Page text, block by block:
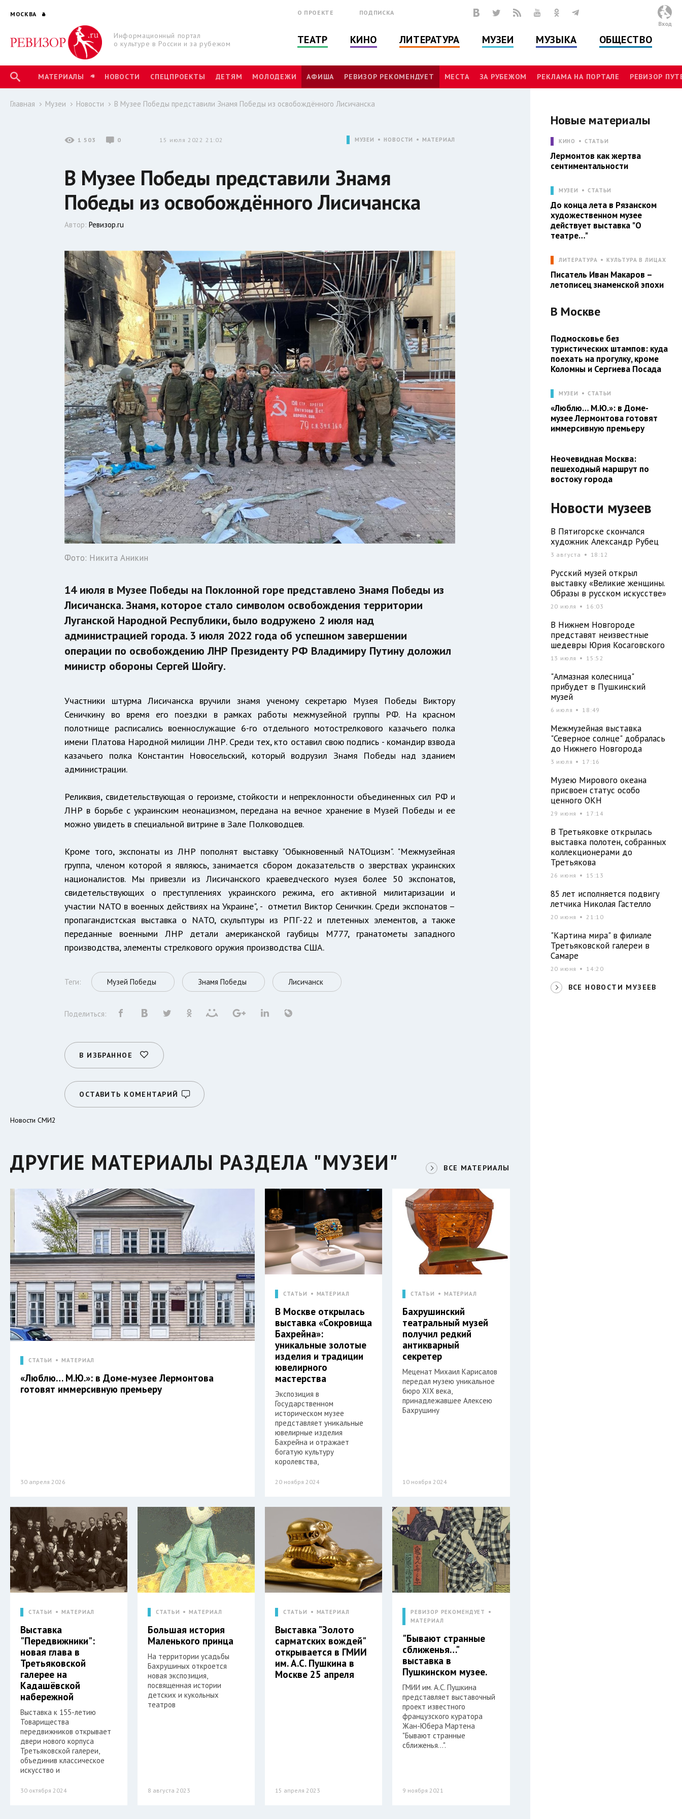
МОСКВА
Информационный портал
о культуре в России и за рубежом
О ПРОЕКТЕ ПОДПИСКА
ТЕАТР КИНО ЛИТЕРАТУРА МУЗЕИ МУЗЫКА ОБЩЕСТВО
Вход
МАТЕРИАЛЫ НОВОСТИ СПЕЦПРОЕКТЫ ДЕТЯМ МОЛОДЕЖИ АФИША РЕВИЗОР РЕКОМЕНДУЕТ МЕСТА ЗА РУБЕЖОМ РЕКЛАМА НА ПОРТАЛЕ РЕВИЗОР
Главная Музеи Новости В Музее Победы представили Знамя Победы из освобождённого Лисичанска
1 503 0 15 июля 2022 21:02 МУЗЕИ НОВОСТИ МАТЕРИАЛ
В Музее Победы представили Знамя
Победы из освобождённого Лисичанска
Автор:Ревизор.ru
Фото: Никита Аникин
14 июля в Музее Победы на Поклонной горе представлено Знамя Победы из
Лисичанска. Знамя, которое стало символом освобождения территории
Луганской Народной Республики, было водружено 2 июля над
администрацией города. 3 июля 2022 года об успешном завершении
операции по освобождению ЛНР Президенту РФ Владимиру Путину доложил
министр обороны Сергей Шойгу.
Участники штурма Лисичанска вручили знамя ученому секретарю Музея Победы Виктору
Сеничкину во время его поездки в рамках работы межмузейной группы РФ. На красном
полотнище расписались военнослужащие 6-го отдельного мотострелкового казачьего полка
имени Платова Народной милиции ЛНР. Среди тех, кто оставил свою подпись - командир взвода
казачьего полка Константин Новосельский, который водрузил Знамя Победы над зданием
администрации.
Реликвия, свидетельствующая о героизме, стойкости и непреклонности объединенных сил РФ и
ЛНР в борьбе с украинским неонацизмом, передана на вечное хранение в Музей Победы и ее
можно увидеть в специальной витрине в Зале Полководцев.
Кроме того, экспонаты из ЛНР пополнят выставку "Обыкновенный NATOцизм". "Межмузейная
группа, членом которой я являюсь, занимается сбором доказательств о зверствах украинских
националистов. Мы привезли из Лисичанского краеведческого музея более 50 экспонатов,
свидетельствующих о преступлениях украинского режима, его активной милитаризации и
участии NATO в военных действиях на Украине", - отметил Виктор Сеничкин. Среди экспонатов –
пропагандистская выставка о NATO, скульптуры из РПГ-22 и плетенных элементов, а также
переданные военными ЛНР детали американской гаубицы М777, гранатометы западного
производства, элементы стрелкового оружия производства США.
Теги: Музей Победы Знамя Победы Лисичанск
Поделиться:
В ИЗБРАННОЕ
ОСТАВИТЬ КОМЕНТАРИЙ
Новости СМИ2
ДРУГИЕ МАТЕРИАЛЫ РАЗДЕЛА "МУЗЕИ" ВСЕ МАТЕРИАЛЫ
СТАТЬИ МАТЕРИАЛ
«Люблю… М.Ю.»: в Доме-музее Лермонтова
готовят иммерсивную премьеру
30 апреля 2026
СТАТЬИ МАТЕРИАЛ
В Москве открылась
выставка «Сокровища
Бахрейна»:
уникальные золотые
изделия и традиции
ювелирного
мастерства
Экспозиция в
Государственном
историческом музее
представляет уникальные
ювелирные изделия
Бахрейна и отражает
богатую культуру
королевства,
20 ноября 2024
СТАТЬИ МАТЕРИАЛ
Бахрушинский
театральный музей
получил редкий
антикварный
секретер
Меценат Михаил Карисалов
передал музею уникальное
бюро XIX века,
принадлежавшее Алексею
Бахрушину
10 ноября 2024
СТАТЬИ МАТЕРИАЛ
Выставка
"Передвижники":
новая глава в
Третьяковской
галерее на
Кадашёвской
набережной
Выставка к 155-летию
Товарищества
передвижников открывает
двери нового корпуса
Третьяковской галереи,
объединив классическое
искусство и
30 октября 2024
СТАТЬИ МАТЕРИАЛ
Большая история
Маленького принца
На территории усадьбы
Бахрушиных откроется
новая экспозиция,
посвященная истории
детских и кукольных
театров
8 августа 2023
СТАТЬИ МАТЕРИАЛ
Выставка "Золото
сарматских вождей"
открывается в ГМИИ
им. А.С. Пушкина в
Москве 25 апреля
15 апреля 2023
РЕВИЗОР РЕКОМЕНДУЕТ
МАТЕРИАЛ
"Бывают странные
сближенья…"
выставка в
Пушкинском музее.
ГМИИ им. А.С. Пушкина
представляет выставочный
проект известного
французского куратора
Жан-Юбера Мартена
"Бывают странные
сближенья…".
9 ноября 2021
Новые материалы
КИНО СТАТЬИ
Лермонтов как жертва
сентиментальности
МУЗЕИ СТАТЬИ
До конца лета в Рязанском
художественном музее
действует выставка "О
театре…"
ЛИТЕРАТУРА КУЛЬТУРА В ЛИЦАХ
Писатель Иван Макаров –
летописец знаменской эпохи
В Москве
Подмосковье без
туристических штампов: куда
поехать на прогулку, кроме
Коломны и Сергиева Посада
МУЗЕИ СТАТЬИ
«Люблю… М.Ю.»: в Доме-
музее Лермонтова готовят
иммерсивную премьеру
Неочевидная Москва:
пешеходный маршрут по
востоку города
Новости музеев
В Пятигорске скончался
художник Александр Рубец
3 августа 18:12
Русский музей открыл
выставку «Великие женщины.
Образы в русском искусстве»
20 июля 16:03
В Нижнем Новгороде
представят неизвестные
шедевры Юрия Косаговского
13 июля 15:52
"Алмазная колесница"
прибудет в Пушкинский
музей
6 июля 18:49
Межмузейная выставка
"Северное солнце" добралась
до Нижнего Новгорода
3 июля 17:16
Музею Мирового океана
присвоен статус особо
ценного ОКН
29 июня 17:14
В Третьяковке открылась
выставка полотен, собранных
коллекционерами до
Третьякова
26 июня 15:13
85 лет исполняется подвигу
летчика Николая Гастелло
20 июня 21:10
"Картина мира" в филиале
Третьяковской галереи в
Самаре
20 июня 14:20
ВСЕ НОВОСТИ МУЗЕЕВ